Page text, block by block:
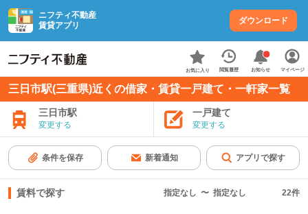
ニフティ不動産
賃貸アプリ
ダウンロード
お気に入り 閲覧履歴 お知らせ マイページ
三日市駅(三重県)近くの借家・賃貸一戸建て・一軒家一覧
三日市駅
変更する
一戸建て
変更する
条件を保存 新着通知 アプリで探す
賃料で探す 指定なし 〜 指定なし 22件